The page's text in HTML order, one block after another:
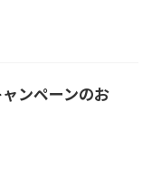
ンペーンのお